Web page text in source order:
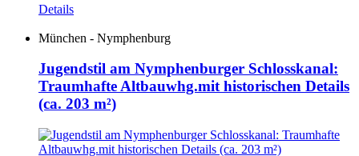
Details
München - Nymphenburg
Jugendstil am Nymphenburger Schlosskanal:
Traumhafte Altbauwhg.mit historischen Details
(ca. 203 m²)